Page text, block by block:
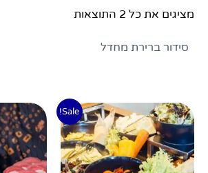
מציגים את כל ⁦2⁩ התוצאות
Sale!
טווח
מחירים:
⁦1,499.00₪⁩
עד
⁦4,499.00₪⁩
למוצר
זה
יש
מספר